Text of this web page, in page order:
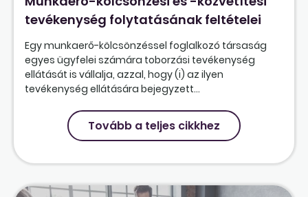
tevékenység folytatásának feltételei
Egy munkaerő-kölcsönzéssel foglalkozó társaság
egyes ügyfelei számára toborzási tevékenység
ellátását is vállalja, azzal, hogy (i) az ilyen
tevékenység ellátására bejegyzett...
Tovább a teljes cikkhez